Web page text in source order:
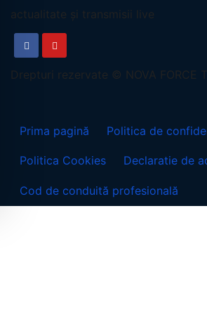
actualitate și transmisii live
Prima pagină Politica de
Politica Cookies Declaratie de
Cod de conduită profesională